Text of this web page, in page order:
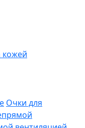
кожей
Очки для